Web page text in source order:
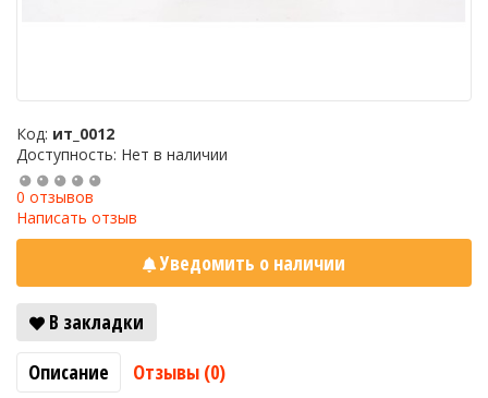
Код: ит_0012
Доступность: Нет в наличии
0 отзывов
Написать отзыв
Уведомить о наличии
В закладки
Описание
Отзывы (0)